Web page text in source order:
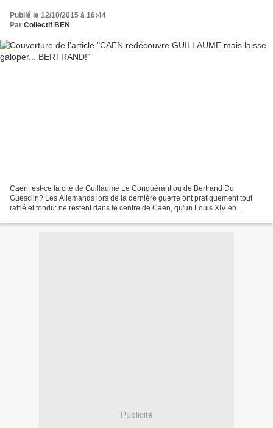
Publié le 12/10/2015 à 16:44
Par Collectif BEN
Caen, est-ce la cité de Guillaume Le Conquérant ou de Bertrand Du
Guesclin? Les Allemands lors de la dernière guerre ont pratiquement tout
rafflé et fondu: ne restent dans le centre de Caen, qu'un Louis XIV en
Publicité